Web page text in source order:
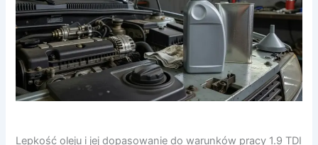
Lepkość oleju i jej dopasowanie do warunków pracy 1.9 TDI